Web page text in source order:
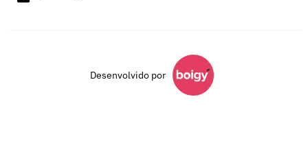
Desenvolvido por